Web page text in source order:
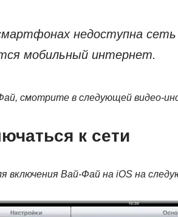
недоступна сеть
мобильный интернет.
смотрите в следующей видео-
к сети
включения Вай-Фай на iOS на